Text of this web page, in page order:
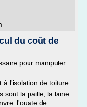
du coût de
pour manipuler
à l'isolation de toiture
sont la paille, la laine
l'ouate de